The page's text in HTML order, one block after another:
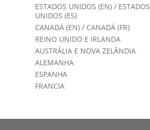
ESTADOS UNIDOS (EN)/ ESTADOS
UNIDOS (ES)
CANADÁ (EN)/ CANADÁ (FR)
REINO UNIDO E IRLANDA
AUSTRÁLIA E NOVA ZELÂNDIA
ALEMANHA
ESPANHA
FRANCIA